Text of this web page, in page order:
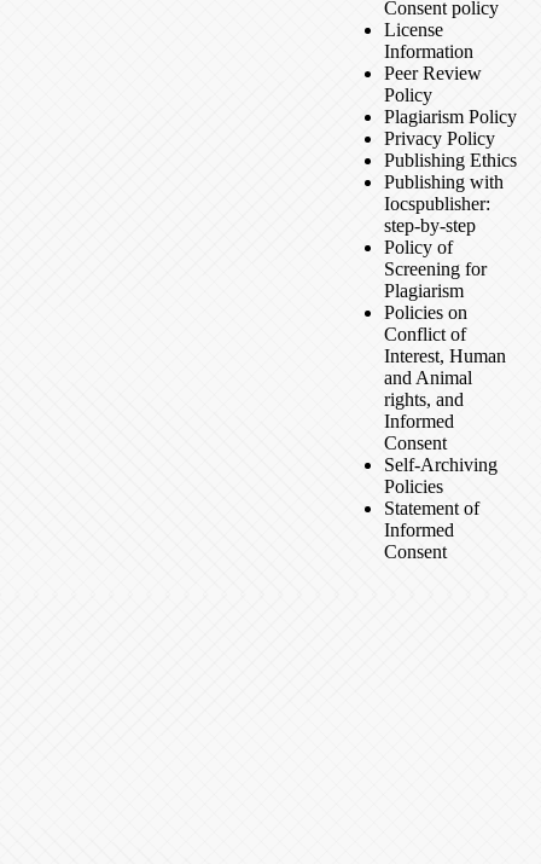
Consent policy
License
Information
Peer Review
Policy
Plagiarism Policy
Privacy Policy
Publishing Ethics
Publishing with
Iocspublisher:
step-by-step
Policy of
Screening for
Plagiarism
Policies on
Conflict of
Interest, Human
and Animal
rights, and
Informed
Consent
Self-Archiving
Policies
Statement of
Informed
Consent